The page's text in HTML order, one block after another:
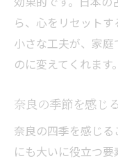
ら、心をリセット
小さな工夫が、家
のに変えてくれます。
奈良の季節を感じ
奈良の四季を感じ
にも大いに役立つ